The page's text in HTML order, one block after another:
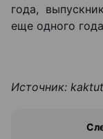
года,
еще одного
Источник: